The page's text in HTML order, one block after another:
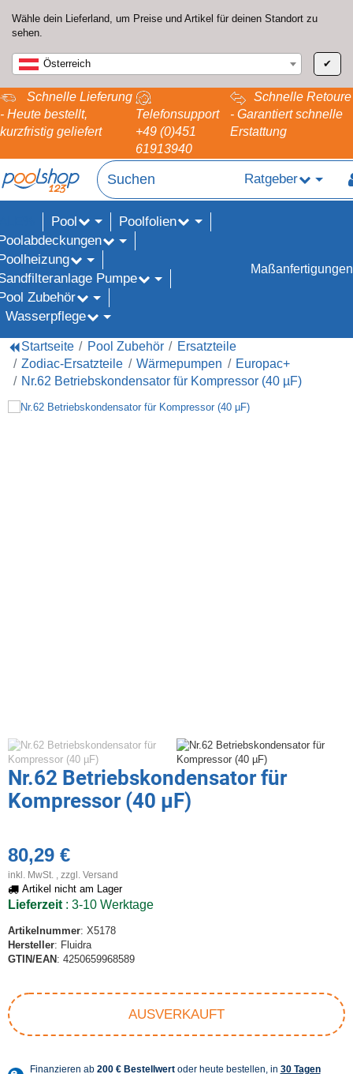
Wähle dein Lieferland, um Preise und Artikel für deinen Standort zu
sehen.
Österreich ✔
Schnelle Lieferung
- Heute bestellt,
kurzfristig geliefert
Telefonsupport
+49 (0)451
61913940
Schnelle Retoure
- Garantiert schnelle
Erstattung
Ratgeber
Pool
Poolfolien
Pumpe
Zubehör
Wasserpflege
Maßanfertigungen
Startseite Pool Zubehör
Ersatzteile
Zodiac-Ersatzteile
Wärmepumpen
Europac+
Nr.62 Betriebskondensator für Kompressor (40 µF)
Nr.62 Betriebskondensator für
Kompressor (40 µF)
80,29 €
inkl. MwSt. , zzgl. Versand
Artikel nicht am Lager
Lieferzeit : 3-10 Werktage
Artikelnummer: X5178
Hersteller: Fluidra
GTIN/EAN : 4250659968589
AUSVERKAUFT